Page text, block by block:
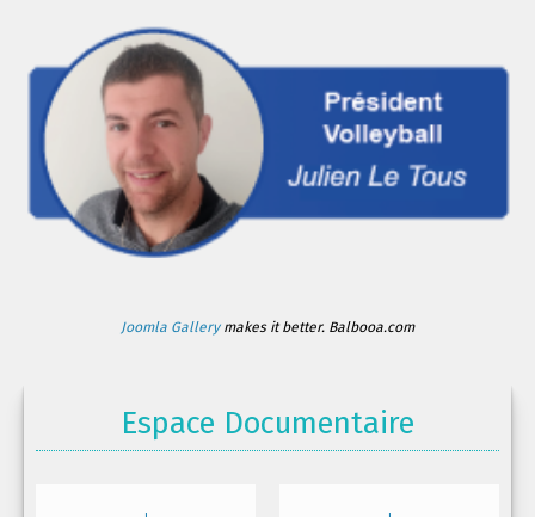
Joomla Gallerymakes it better. Balbooa.com
Espace Documentaire